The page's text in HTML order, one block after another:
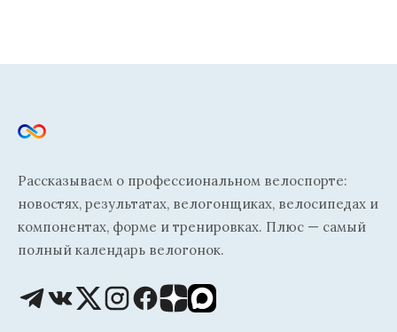
Рассказываем о профессиональном велоспорте:
новостях, результатах, велогонщиках, велосипедах и
компонентах, форме и тренировках. Плюс — самый
полный календарь велогонок.